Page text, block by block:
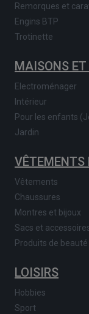
Remorques et
Engins BTP
Trotinette
MAISONS
Electroménager
Intérieur
Pour les enfants
Jardin
VÊTEMENTS
Vêtements
Chaussures
Montres et bijoux
Sacs et
Produits de
LOISIRS
Hobbies
Sport